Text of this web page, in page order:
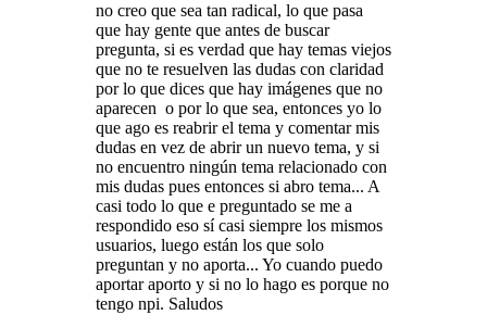
no creo que sea tan radical, lo que pasa
que hay gente que antes de buscar
pregunta, si es verdad que hay temas viejos
que no te resuelven las dudas con claridad
por lo que dices que hay imágenes que no
aparecen o por lo que sea, entonces yo lo
que ago es reabrir el tema y comentar mis
dudas en vez de abrir un nuevo tema, y si
no encuentro ningún tema relacionado con
mis dudas pues entonces si abro tema... A
casi todo lo que e preguntado se me a
respondido eso sí casi siempre los mismos
usuarios, luego están los que solo
preguntan y no aporta... Yo cuando puedo
aportar aporto y si no lo hago es porque no
tengo npi. Saludos